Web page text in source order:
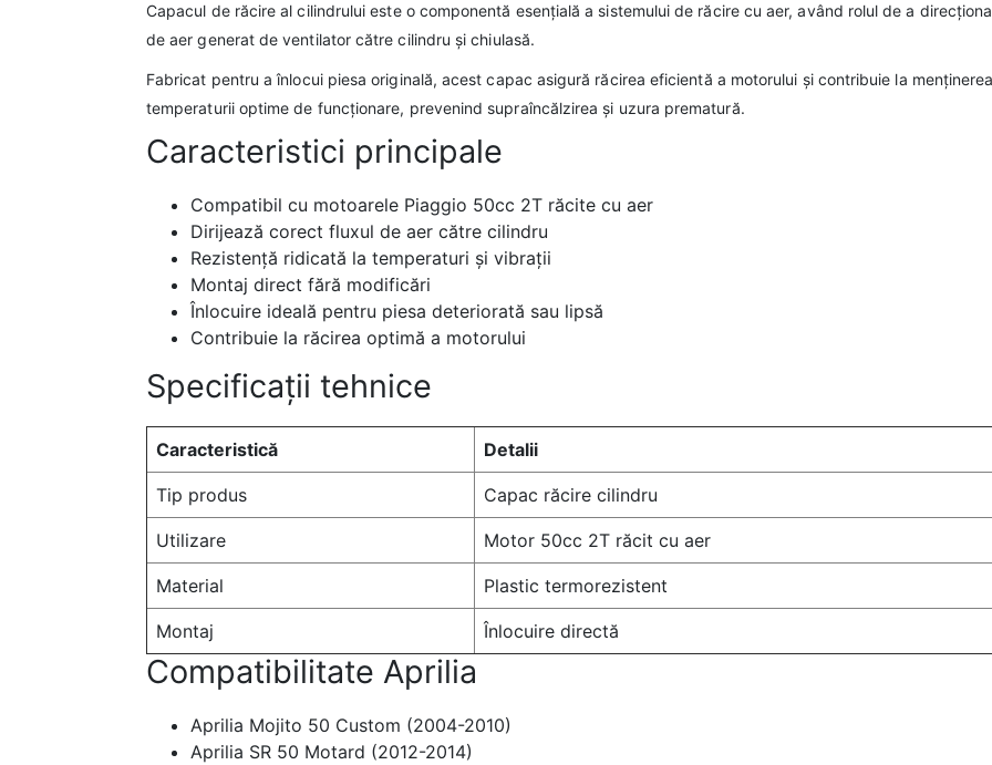
Capacul de răcire al cilindrului este o componentă esențială a sistemului de răcire cu aer, având rolul de a
de aer generat de ventilator către cilindru și chiulasă.
Fabricat pentru a înlocui piesa originală, acest capac asigură răcirea eficientă a motorului și contribuie la menținerea
temperaturii optime de funcționare, prevenind supraîncălzirea și uzura prematură.
Caracteristici principale
Compatibil cu motoarele Piaggio 50cc 2T răcite cu aer
Dirijează corect fluxul de aer către cilindru
Rezistență ridicată la temperaturi și vibrații
Montaj direct fără modificări
Înlocuire ideală pentru piesa deteriorată sau lipsă
Contribuie la răcirea optimă a motorului
Specificații tehnice
Caracteristică Detalii
Tip produs Capac răcire cilindru
Utilizare Motor 50cc 2T răcit cu aer
Material Plastic termorezistent
Montaj Înlocuire directă
Compatibilitate Aprilia
Aprilia Mojito 50 Custom (2004-2010)
Aprilia SR 50 Motard (2012-2014)